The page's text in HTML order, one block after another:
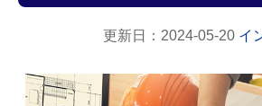
更新日： 2024-05-20 イ